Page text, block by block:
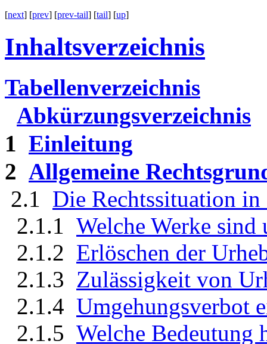
[next] [prev] [prev-tail] [tail] [up]
Inhaltsverzeichnis
Tabellenverzeichnis
Abkürzungsverzeichnis
1 Einleitung
2 Allgemeine
2.1 Die Rechtssituation in
2.1.1 Welche Werke sind
2.1.2 Erlöschen der
2.1.3 Zulässigkeit von
2.1.4 Umgehungsverbot
2.1.5 Welche Bedeutung